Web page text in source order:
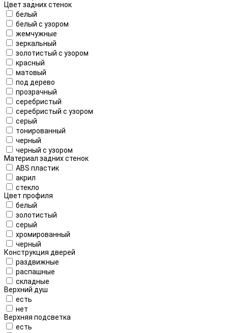
Цвет задних стенок
белый
белый с узором
жемчужные
зеркальный
золотистый с узором
красный
матовый
под дерево
прозрачный
серебристый
серебристый с узором
серый
тонированный
черный
черный с узором
Материал задних стенок
ABS пластик
акрил
стекло
Цвет профиля
белый
золотистый
серый
хромированный
черный
Конструкция дверей
раздвижные
распашные
складные
Верхний душ
есть
нет
Верхняя подсветка
есть